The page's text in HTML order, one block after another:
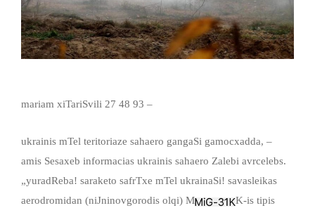
mariam xiTariSvili 27 48 93 –
ukrainis mTel teritoriaze sahaero gangaSi gamocxadda, –
amis Sesaxeb informacias ukrainis sahaero Zalebi avrcelebs.
„yuradReba! saraketo safrTxe mTel ukrainaSi! savasleikas
aerodromidan (niJninovgorodis olqi) M
K-is tipis